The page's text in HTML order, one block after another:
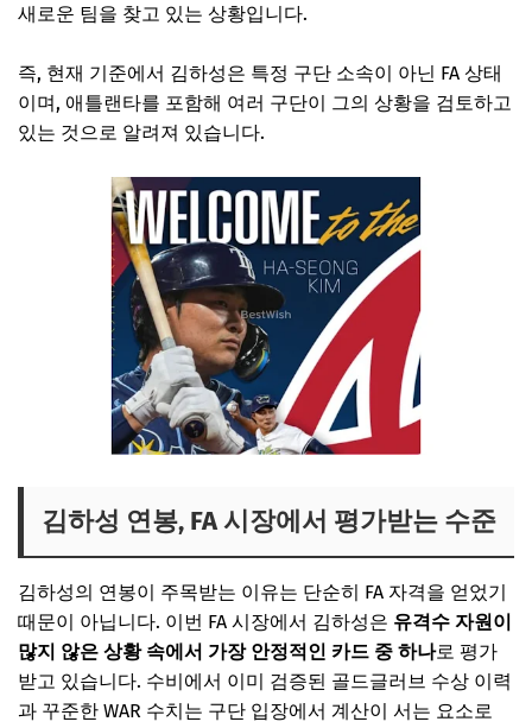
새로운 팀을 찾고 있는 상황입니다.
즉, 현재 기준에서 김하성은 특정 구단 소속이 아닌 FA 상태
이며, 애틀랜타를 포함해 여러 구단이 그의 상황을 검토하고
있는 것으로 알려져 있습니다.
김하성 연봉, FA 시장에서 평가받는 수준
김하성의 연봉이 주목받는 이유는 단순히 FA 자격을 얻었기
때문이 아닙니다. 이번 FA 시장에서 김하성은 유격수 자원이
많지 않은 상황 속에서 가장 안정적인 카드 중 하나로 평가
받고 있습니다. 수비에서 이미 검증된 골드글러브 수상 이력
과 꾸준한 WAR 수치는 구단 입장에서 계산이 서는 요소로